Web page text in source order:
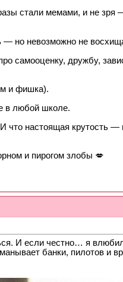
стали мемами, и не зря
— но невозможно не
самооценку, дружбу,
и фишка).
в любой школе.
настоящая крутость
и пирогом злобы 💋
И если честно… я
банки, пилотов и